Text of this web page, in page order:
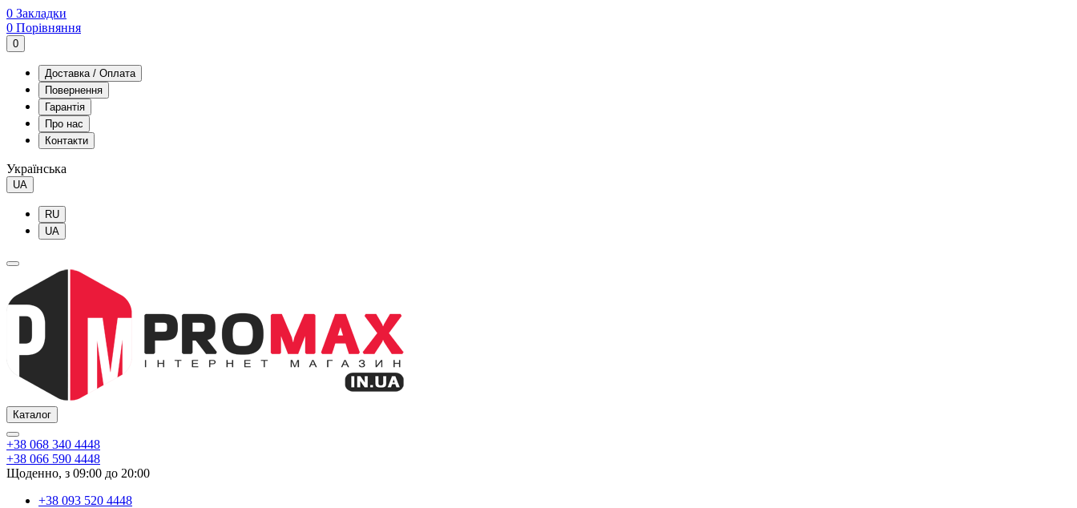
0 Закладки
0 Порівняння
0
Доставка / Оплата
Повернення
Гарантія
Про нас
Контакти
Українська
UA
RU
UA
Каталог
+38 068 340 4448
+38 066 590 4448
Щоденно, з 09:00 до 20:00
+38 093 520 4448